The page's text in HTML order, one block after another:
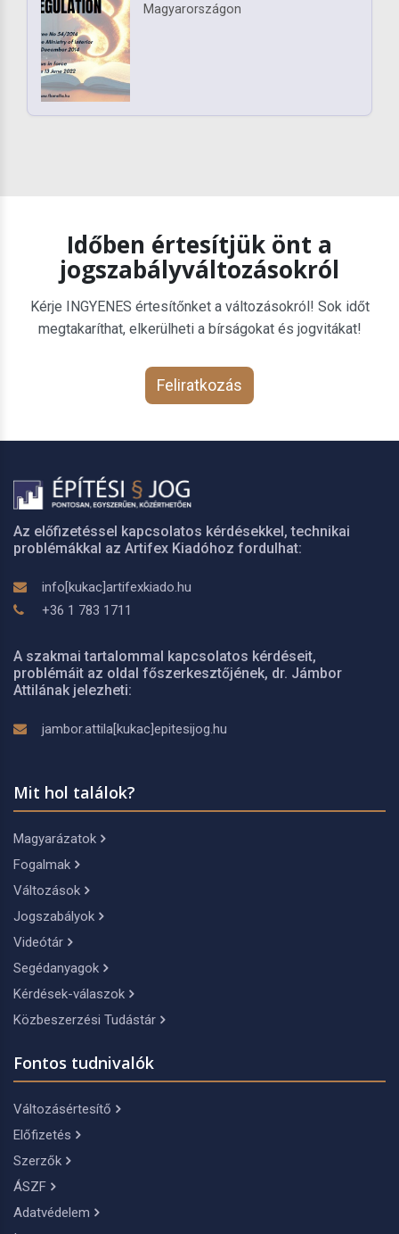
Magyarországon
Időben értesítjük önt a
jogszabályváltozásokról
Kérje INGYENES értesítőnket a változásokról! Sok időt
megtakaríthat, elkerülheti a bírságokat és jogvitákat!
Feliratkozás
Az előfizetéssel kapcsolatos kérdésekkel, technikai
problémákkal az Artifex Kiadóhoz fordulhat:
info[kukac]artifexkiado.hu
+36 1 783 1711
A szakmai tartalommal kapcsolatos kérdéseit,
problémáit az oldal főszerkesztőjének, dr. Jámbor
Attilának jelezheti:
jambor.attila[kukac]epitesijog.hu
Mit hol találok?
Magyarázatok
Fogalmak
Változások
Jogszabályok
Videótár
Segédanyagok
Kérdések-válaszok
Közbeszerzési Tudástár
Fontos tudnivalók
Változásértesítő
Előfizetés
Szerzők
ÁSZF
Adatvédelem